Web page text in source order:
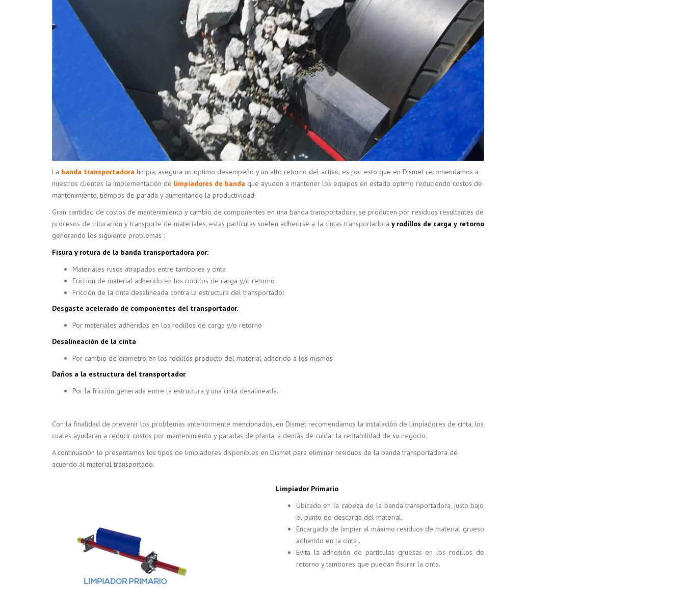
La banda transportadora limpia, asegura un optimo desempeño y un alto retorno del activo, es por esto que en Dismet recomendamos a
nuestros clientes la implementación de limpiadores de banda que ayuden a mantener los equipos en estado optimo reduciendo costos de
mantenimiento, tiempos de parada y aumentando la productividad.
Gran cantidad de costos de mantenimiento y cambio de componentes en una banda transportadora, se producen por residuos resultantes de
procesos de trituración y transporte de materiales, estas partículas suelen adherirse a la cintas transportadora y rodillos de carga y retorno
generando los siguiente problemas :
Fisura y rotura de la banda transportadora por:
Materiales rusos atrapados entre tambores y cinta
Fricción de material adherido en los rodillos de carga y/o retorno
Fricción de la cinta desalineada contra la estructura del transportador.
Desgaste acelerado de componentes del transportador.
Por materiales adheridos en los rodillos de carga y/o retorno
Desalineación de la cinta
Por cambio de diametro en los rodillos producto del material adherido a los mismos
Daños a la estructura del transportador
Por la fricción generada entre la estructura y una cinta desalineada.
Con la finalidad de prevenir los problemas anteriormente mencionados, en Dismet recomendamos la instalación de limpiadores de cinta, los
cuales ayudaran a reducir costos por mantenimiento y paradas de planta, a demás de cuidar la rentabilidad de su negocio.
A continuación le presentamos los tipos de limpiadores disponibles en Dismet para eliminar residuos de la banda transportadora de
acuerdo al material transportado.
Limpiador Primario
Ubicado en la cabeza de la banda transportadora, justo bajo
el punto de descarga del material.
Encargado de limpiar al máximo residuos de material grueso
adherido en la cinta .
Evita la adhesión de partículas gruesas en los rodillos de
retorno y tambores que puedan fisurar la cinta.